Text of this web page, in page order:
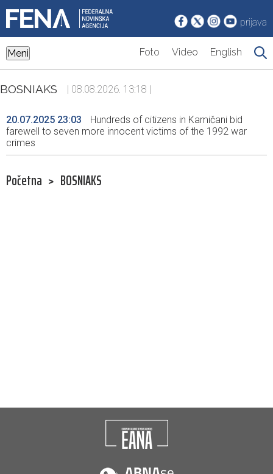
prijava
Meni Foto Video English
BOSNIAKS | 08.08.2026. 13:18 |
20.07.2025 23:03
Hundreds of citizens in Kamičani bid
farewell to seven more innocent victims of the 1992 war
crimes
Početna > BOSNIAKS